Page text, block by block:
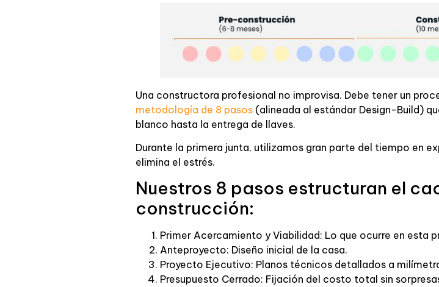
Una constructora profesional no improvisa. Debe tener un
metodología de 8 pasos (alineada al estándar Design-Build)
blanco hasta la entrega de llaves.
Durante la primera junta, utilizamos gran parte del tiempo en
elimina el estrés.
Nuestros 8 pasos estructuran el
construcción:
Primer Acercamiento y Viabilidad: Lo que ocurre en esta
Anteproyecto: Diseño inicial de la casa.
Proyecto Ejecutivo: Planos técnicos detallados a
Presupuesto Cerrado: Fijación del costo total sin